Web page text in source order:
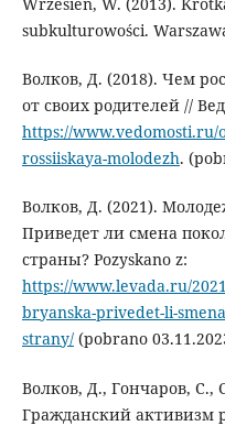
Wrzesień, W. (2013).
subkulturowości.
Волков, Д. (2018). Чем
от своих родителей //
https://www.vedomosti.ru/
rossiiskaya-molodezh.
Волков, Д. (2021).
Приведет ли смена
страны? Pozyskano z:
https://www.levada.ru/
bryanska-privedet-li-
strany/(pobrano
Волков, Д., Гончаров, С.,
Гражданский активизм